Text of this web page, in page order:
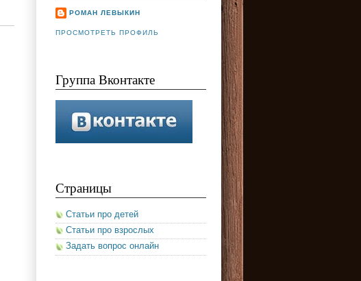
РОМАН ЛЕВЫКИН
ПРОСМОТРЕТЬ ПРОФИЛЬ
Группа Вконтакте
Страницы
Статьи про детей
Статьи про взрослых
Задать вопрос онлайн